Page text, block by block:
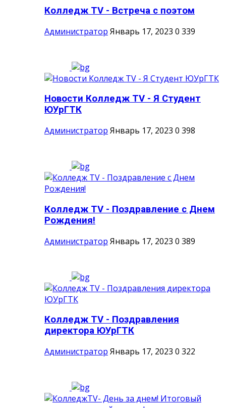
Колледж TV - Встреча с поэтом
Администратор Январь 17, 2023 0 339
Новости Колледж TV - Я Студент
ЮУрГТК
Администратор Январь 17, 2023 0 398
Колледж TV - Поздравление с Днем
Рождения!
Администратор Январь 17, 2023 0 389
Колледж TV - Поздравления
директора ЮУрГТК
Администратор Январь 17, 2023 0 322